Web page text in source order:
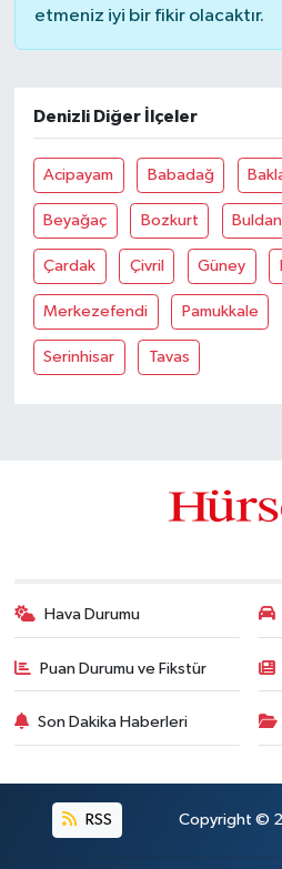
etmeniz iyi bir fikir olacaktır.
Denizli Diğer İlçeler
Acipayam Babadağ
Beyağaç Bozkurt Buldan
Çardak Çivril Güney
Merkezefendi Pamukkale
Serinhisar Tavas
Hava Durumu
Puan Durumu ve Fikstür
Son Dakika Haberleri
RSS Copyright ©